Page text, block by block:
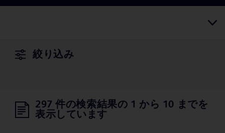
絞り込み
297 件の検索結果の 1 から 10 までを
表示しています